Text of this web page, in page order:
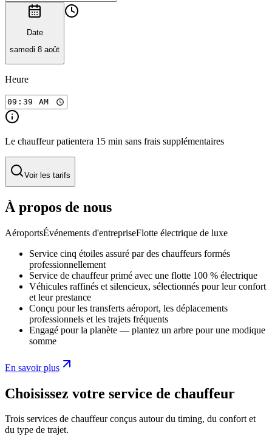
Date
samedi 8 août
Heure
Le chauffeur patientera 15 min sans frais supplémentaires
Voir les tarifs
À propos de nous
AéroportsÉvénements d'entrepriseFlotte électrique de luxe
Service cinq étoiles assuré par des chauffeurs formés
professionnellement
Service de chauffeur primé avec une flotte 100 % électrique
Véhicules raffinés et silencieux, sélectionnés pour leur confort
et leur prestance
Conçu pour les transferts aéroport, les déplacements
professionnels et les trajets fréquents
Engagé pour la planète — plantez un arbre pour une modique
somme
En savoir plus
Choisissez votre service de chauffeur
Trois services de chauffeur conçus autour du timing, du confort et
du type de trajet.